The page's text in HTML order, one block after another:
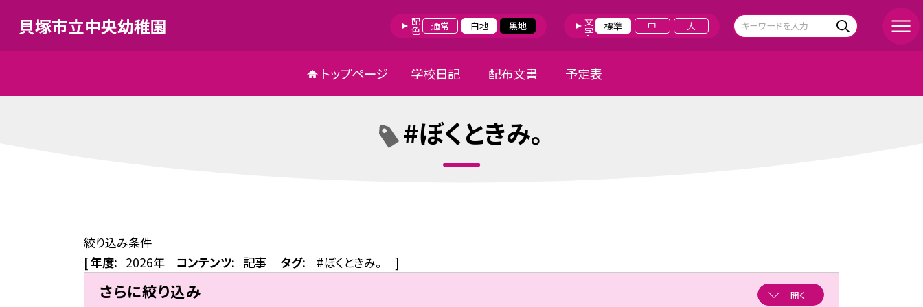
貝塚市立中央幼稚園 配色 通常 白地 黒地 文字 標準 中 大
トップページ 学校日記 配布文書 予定表
#ぼくときみ。
絞り込み条件
[年度: 2026年 コンテンツ: 記事 タグ: #ぼくときみ。 ]
さらに絞り込み 開く